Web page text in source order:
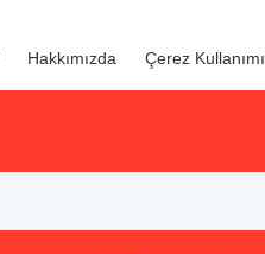
Hakkımızda Çerez Kullanımı